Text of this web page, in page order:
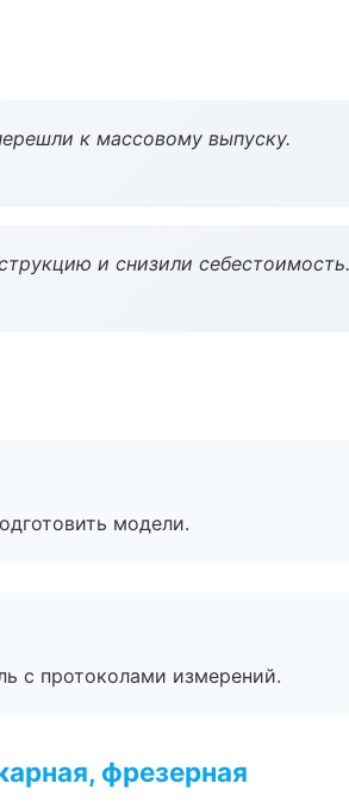
к массовому выпуску.
и снизили себестоимость.
модели.
с протоколами измерений.
фрезерная